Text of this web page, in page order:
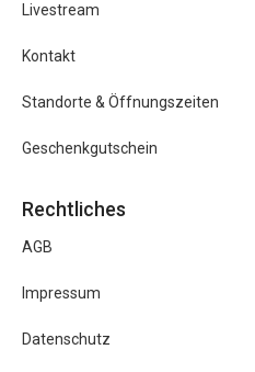
Livestream
Kontakt
Standorte & Öffnungszeiten
Geschenkgutschein
Rechtliches
AGB
Impressum
Datenschutz